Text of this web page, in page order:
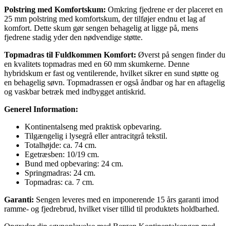
Polstring med Komfortskum: Omkring fjedrene er der placeret en
25 mm polstring med komfortskum, der tilføjer endnu et lag af
komfort. Dette skum gør sengen behagelig at ligge på, mens
fjedrene stadig yder den nødvendige støtte.
Topmadras til Fuldkommen Komfort: Øverst på sengen finder du
en kvalitets topmadras med en 60 mm skumkerne. Denne
hybridskum er fast og ventilerende, hvilket sikrer en sund støtte og
en behagelig søvn. Topmadrassen er også åndbar og har en aftagelig
og vaskbar betræk med indbygget antiskrid.
Generel Information:
Kontinentalseng med praktisk opbevaring.
Tilgængelig i lysegrå eller antracitgrå tekstil.
Totalhøjde: ca. 74 cm.
Egetræsben: 10/19 cm.
Bund med opbevaring: 24 cm.
Springmadras: 24 cm.
Topmadras: ca. 7 cm.
Garanti: Sengen leveres med en imponerende 15 års garanti imod
ramme- og fjedrebrud, hvilket viser tillid til produktets holdbarhed.